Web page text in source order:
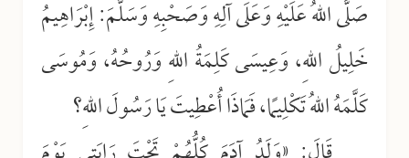
صَلَّى اللهُ عَلَيْهِ وَعَلَى آلِهِ وَصَحْبِهِ وَسَلَّمَ: إِبْرَاهِيمُ
خَلِيلُ اللهِ، وَعِيسَى كَلِمَةُ اللهِ وَرُوحُهُ، وَمُوسَى
كَلَّمَهُ اللهُ تَكْلِيمًا، فَمَاذَا أُعْطِيتَ يَا رَسُولَ اللهِ؟